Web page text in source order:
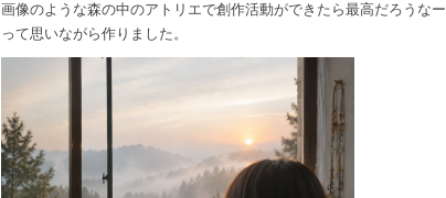
画像のような森の中のアトリエで創作活動ができたら最高だろうなー
って思いながら作りました。